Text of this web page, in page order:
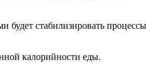
будет стабилизировать процессы
калорийности еды.